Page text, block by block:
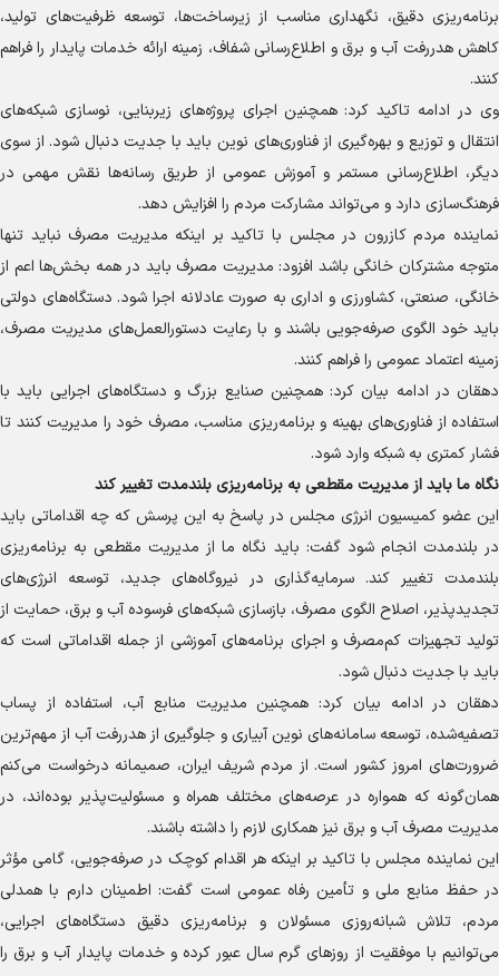
برنامه‌ریزی دقیق، نگهداری مناسب از زیرساخت‌ها، توسعه ظرفیت‌های تولید،
کاهش هدررفت آب و برق و اطلاع‌رسانی شفاف، زمینه ارائه خدمات پایدار را فراهم
کنند.
وی در ادامه تاکید کرد: همچنین اجرای پروژه‌های زیربنایی، نوسازی شبکه‌های
انتقال و توزیع و بهره‌گیری از فناوری‌های نوین باید با جدیت دنبال شود. از سوی
دیگر، اطلاع‌رسانی مستمر و آموزش عمومی از طریق رسانه‌ها نقش مهمی در
فرهنگ‌سازی دارد و می‌تواند مشارکت مردم را افزایش دهد.
نماینده مردم کازرون در مجلس با تاکید بر اینکه مدیریت مصرف نباید تنها
متوجه مشترکان خانگی باشد افزود: مدیریت مصرف باید در همه بخش‌ها اعم از
خانگی، صنعتی، کشاورزی و اداری به صورت عادلانه اجرا شود. دستگاه‌های دولتی
باید خود الگوی صرفه‌جویی باشند و با رعایت دستورالعمل‌های مدیریت مصرف،
زمینه اعتماد عمومی را فراهم کنند.
دهقان در ادامه بیان کرد: همچنین صنایع بزرگ و دستگاه‌های اجرایی باید با
استفاده از فناوری‌های بهینه و برنامه‌ریزی مناسب، مصرف خود را مدیریت کنند تا
فشار کمتری به شبکه وارد شود.
نگاه ما باید از مدیریت مقطعی به برنامه‌ریزی بلندمدت تغییر کند
این عضو کمیسیون انرژی مجلس در پاسخ به این پرسش که چه اقداماتی باید
در بلندمدت انجام شود گفت: باید نگاه ما از مدیریت مقطعی به برنامه‌ریزی
بلندمدت تغییر کند. سرمایه‌گذاری در نیروگاه‌های جدید، توسعه انرژی‌های
تجدیدپذیر، اصلاح الگوی مصرف، بازسازی شبکه‌های فرسوده آب و برق، حمایت از
تولید تجهیزات کم‌مصرف و اجرای برنامه‌های آموزشی از جمله اقداماتی است که
باید با جدیت دنبال شود.
دهقان در ادامه بیان کرد: همچنین مدیریت منابع آب، استفاده از پساب
تصفیه‌شده، توسعه سامانه‌های نوین آبیاری و جلوگیری از هدررفت آب از مهم‌ترین
ضرورت‌های امروز کشور است. از مردم شریف ایران، صمیمانه درخواست می‌کنم
همان‌گونه که همواره در عرصه‌های مختلف همراه و مسئولیت‌پذیر بوده‌اند، در
مدیریت مصرف آب و برق نیز همکاری لازم را داشته باشند.
این نماینده مجلس با تاکید بر اینکه هر اقدام کوچک در صرفه‌جویی، گامی مؤثر
در حفظ منابع ملی و تأمین رفاه عمومی است گفت: اطمینان دارم با همدلی
مردم، تلاش شبانه‌روزی مسئولان و برنامه‌ریزی دقیق دستگاه‌های اجرایی،
می‌توانیم با موفقیت از روز‌های گرم سال عبور کرده و خدمات پایدار آب و برق را